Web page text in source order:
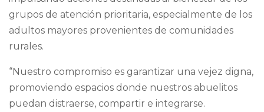
grupos de atención prioritaria, especialmente de los
adultos mayores provenientes de comunidades
rurales.
“Nuestro compromiso es garantizar una vejez digna,
promoviendo espacios donde nuestros abuelitos
puedan distraerse, compartir e integrarse.